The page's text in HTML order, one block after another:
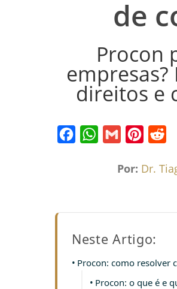
de
Procon
direitos e
FacebookWhatsApp
Gmail
Por: Dr.
Neste Artigo:
Procon: como resolver
Procon: o que é e